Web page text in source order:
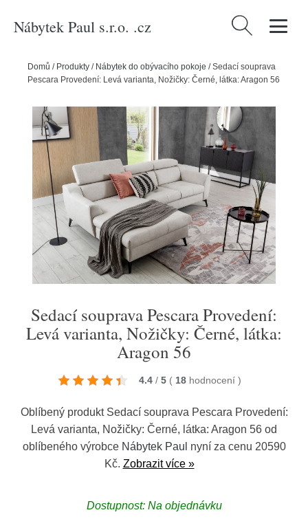
Nábytek Paul s.r.o. .cz Vyhledávání
Domů / Produkty / Nábytek do obývacího pokoje /Sedací souprava
Pescara Provedení: Levá varianta, Nožičky: Černé, látka: Aragon 56
Sedací souprava Pescara Provedení:
Levá varianta, Nožičky: Černé, látka:
Aragon 56
4.4 / 5 ( 18 hodnocení )
Oblíbený produkt Sedací souprava Pescara Provedení:
Levá varianta, Nožičky: Černé, látka: Aragon 56 od
oblíbeného výrobce Nábytek Paul nyní za cenu 20590
Kč. Zobrazit více »
Dostupnost: Na objednávku